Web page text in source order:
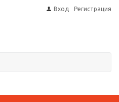
Вход Регистрация